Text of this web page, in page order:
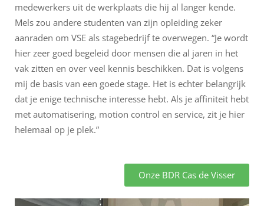
medewerkers uit de werkplaats die hij al langer kende.
Mels zou andere studenten van zijn opleiding zeker
aanraden om VSE als stagebedrijf te overwegen. “Je wordt
hier zeer goed begeleid door mensen die al jaren in het
vak zitten en over veel kennis beschikken. Dat is volgens
mij de basis van een goede stage. Het is echter belangrijk
dat je enige technische interesse hebt. Als je affiniteit hebt
met automatisering, motion control en service, zit je hier
helemaal op je plek.”
Onze BDR Cas de Visser